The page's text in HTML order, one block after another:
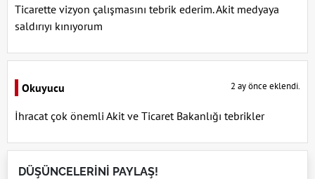
Ticarette vizyon çalışmasını tebrik ederim. Akit medyaya
saldırıyı kınıyorum
Okuyucu 2 ay önce eklendi.
İhracat çok önemli Akit ve Ticaret Bakanlığı tebrikler
DÜŞÜNCELERİNİ PAYLAŞ!